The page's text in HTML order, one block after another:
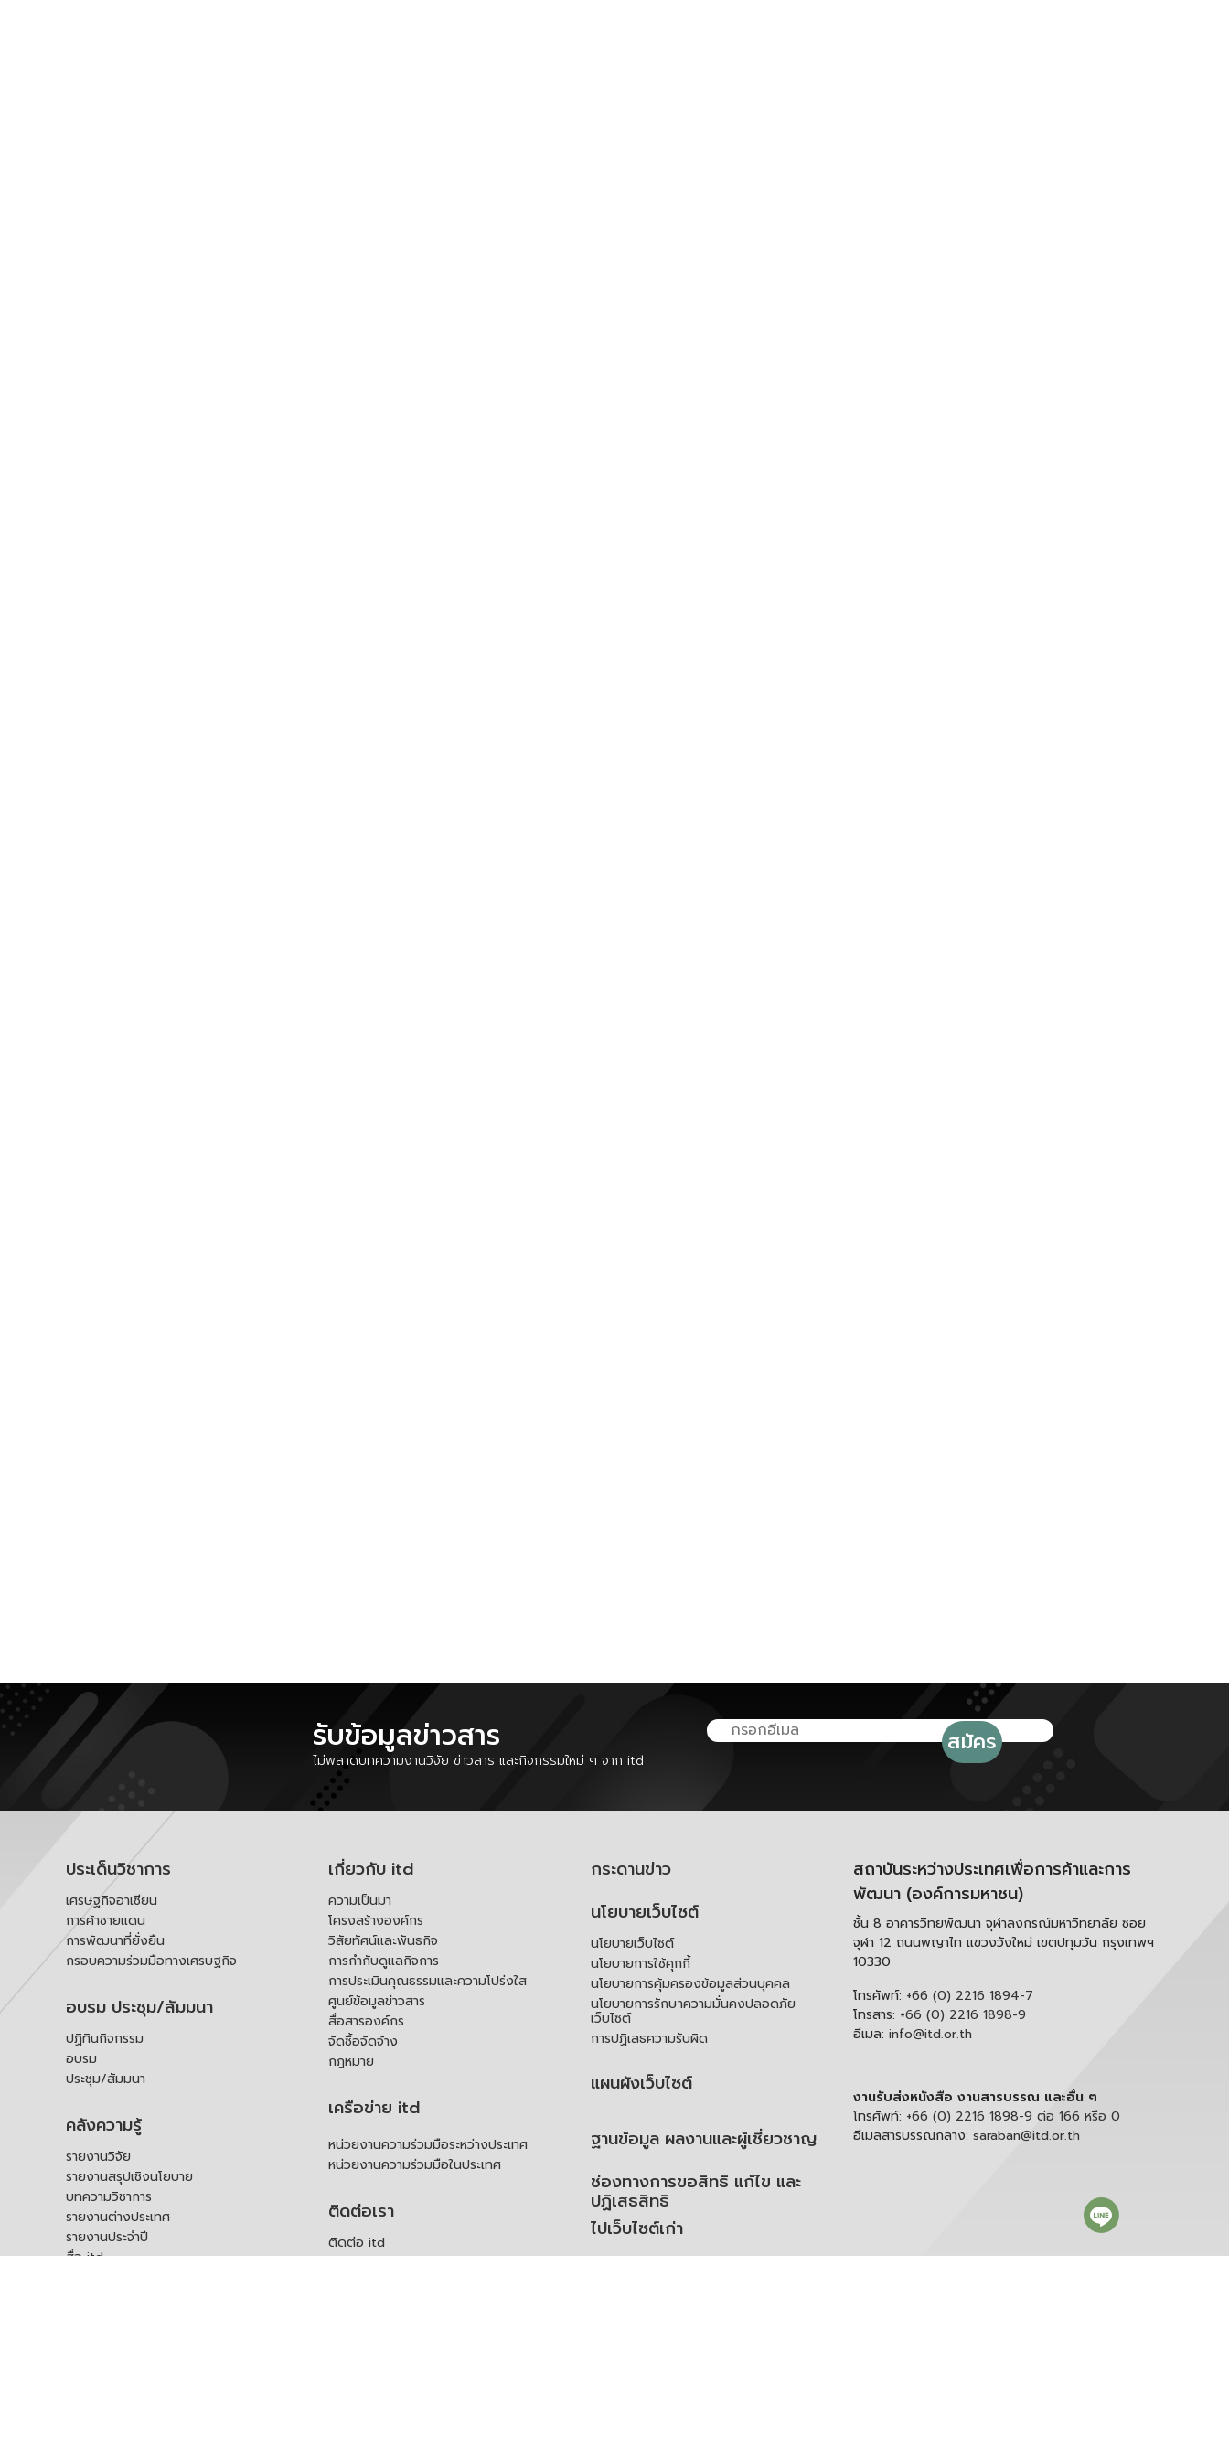
รับข้อมูลข่าวสาร
ไม่พลาดบทความงานวิจัย ข่าวสาร และกิจกรรมใหม่ ๆ จาก itd
ประเด็นวิชาการ
เศรษฐกิจอาเซียน
การค้าชายแดน
การพัฒนาที่ยั่งยืน
กรอบความร่วมมือทางเศรษฐกิจ
อบรม ประชุม/สัมมนา
ปฏิทินกิจกรรม
อบรม
ประชุม/สัมมนา
คลังความรู้
รายงานวิจัย
รายงานสรุปเชิงนโยบาย
บทความวิชาการ
รายงานต่างประเทศ
รายงานประจำปี
สื่อ itd
เกี่ยวกับ itd
ความเป็นมา
โครงสร้างองค์กร
วิสัยทัศน์และพันธกิจ
การกำกับดูแลกิจการ
การประเมินคุณธรรมและความโปร่งใส
ศูนย์ข้อมูลข่าวสาร
สื่อสารองค์กร
จัดซื้อจัดจ้าง
กฎหมาย
เครือข่าย itd
หน่วยงานความร่วมมือระหว่างประเทศ
หน่วยงานความร่วมมือในประเทศ
ติดต่อเรา
ติดต่อ itd
กระดานข่าว
นโยบายเว็บไซต์
นโยบายเว็บไซต์
นโยบายการใช้คุกกี้
นโยบายการคุ้มครองข้อมูลส่วนบุคคล
นโยบายการรักษาความมั่นคงปลอดภัย
เว็บไซต์
การปฏิเสธความรับผิด
แผนผังเว็บไซต์
ฐานข้อมูล ผลงานและผู้เชี่ยวชาญ
ช่องทางการขอสิทธิ แก้ไข และ
ปฏิเสธสิทธิ
ไปเว็บไซต์เก่า
สถาบันระหว่างประเทศเพื่อการค้าและการ
พัฒนา (องค์การมหาชน)
ชั้น 8 อาคารวิทยพัฒนา จุฬาลงกรณ์มหาวิทยาลัย ซอย
จุฬา 12 ถนนพญาไท แขวงวังใหม่ เขตปทุมวัน กรุงเทพฯ
10330
โทรศัพท์: +66 (0) 2216 1894-7
โทรสาร: +66 (0) 2216 1898-9
อีเมล: info@itd.or.th
งานรับส่งหนังสือ งานสารบรรณ และอื่น ๆ
โทรศัพท์: +66 (0) 2216 1898-9 ต่อ 166 หรือ 0
อีเมลสารบรรณกลาง: saraban@itd.or.th